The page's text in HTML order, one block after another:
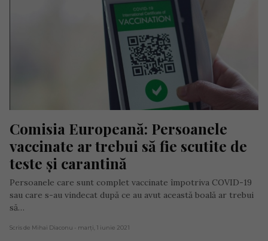
Comisia Europeană: Persoanele
vaccinate ar trebui să fie scutite de
teste și carantină
Persoanele care sunt complet vaccinate împotriva COVID-19
sau care s-au vindecat după ce au avut această boală ar trebui
să…
Scris de Mihai Diaconu - marți, 1 iunie 2021